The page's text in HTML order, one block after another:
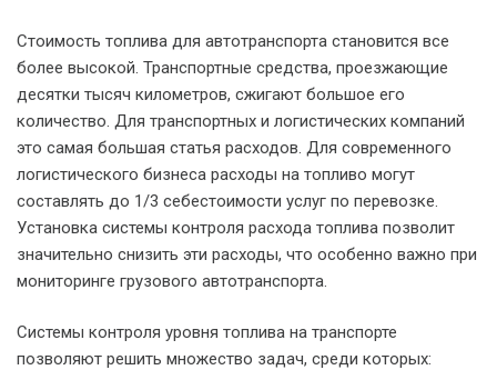
Стоимость топлива для автотранспорта становится все
более высокой. Транспортные средства, проезжающие
десятки тысяч километров, сжигают большое его
количество. Для транспортных и логистических компаний
это самая большая статья расходов. Для современного
логистического бизнеса расходы на топливо могут
составлять до 1/3 себестоимости услуг по перевозке.
Установка системы контроля расхода топлива позволит
значительно снизить эти расходы, что особенно важно при
мониторинге грузового автотранспорта.
Системы контроля уровня топлива на транспорте
позволяют решить множество задач, среди которых: